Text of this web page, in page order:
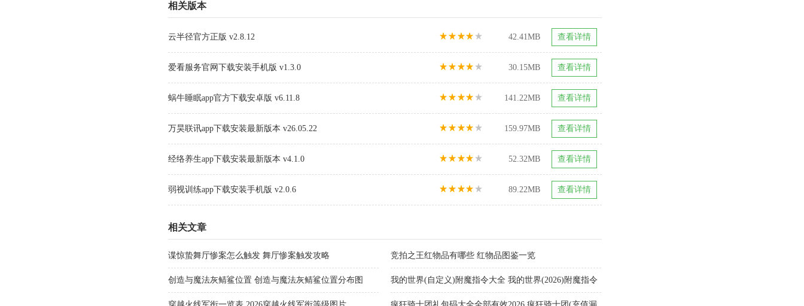
相关版本
云半径官方正版 v2.8.12 42.41MB 查看详情
爱看服务官网下载安装手机版 v1.3.0 30.15MB 查看详情
蜗牛睡眠app官方下载安卓版 v6.11.8 141.22MB 查看详情
万昊联讯app下载安装最新版本 v26.05.22 159.97MB 查看详情
经络养生app下载安装最新版本 v4.1.0 52.32MB 查看详情
弱视训练app下载安装手机版 v2.0.6 89.22MB 查看详情
相关文章
谍惊蛰舞厅惨案怎么触发 舞厅惨案触发攻略 竞拍之王红物品有哪些 红物品图鉴一览
创造与魔法灰鲭鲨位置 创造与魔法灰鲭鲨位置分布图 我的世界(自定义)附魔指令大全 我的世界(2026)附魔指令
代码大全